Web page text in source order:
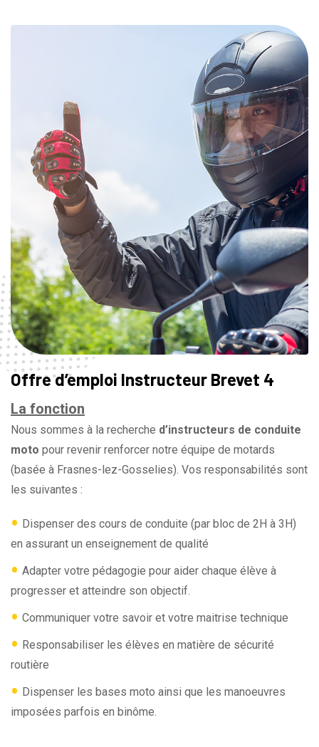
Offre d’emploi Instructeur Brevet 4
La fonction
Nous sommes à la recherche d’instructeurs de conduite
moto pour revenir renforcer notre équipe de motards
(basée à Frasnes-lez-Gosselies). Vos responsabilités sont
les suivantes :
• Dispenser des cours de conduite (par bloc de 2H à 3H)
en assurant un enseignement de qualité
• Adapter votre pédagogie pour aider chaque élève à
progresser et atteindre son objectif.
• Communiquer votre savoir et votre maitrise technique
• Responsabiliser les élèves en matière de sécurité
routière
• Dispenser les bases moto ainsi que les manoeuvres
imposées parfois en binôme.